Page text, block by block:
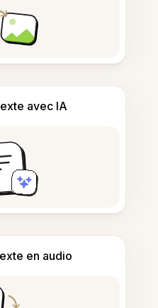
avec IA
en audio